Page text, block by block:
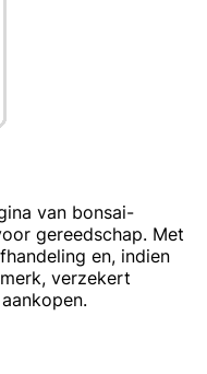
van bonsai-
gereedschap. Met
en, indien
verzekert